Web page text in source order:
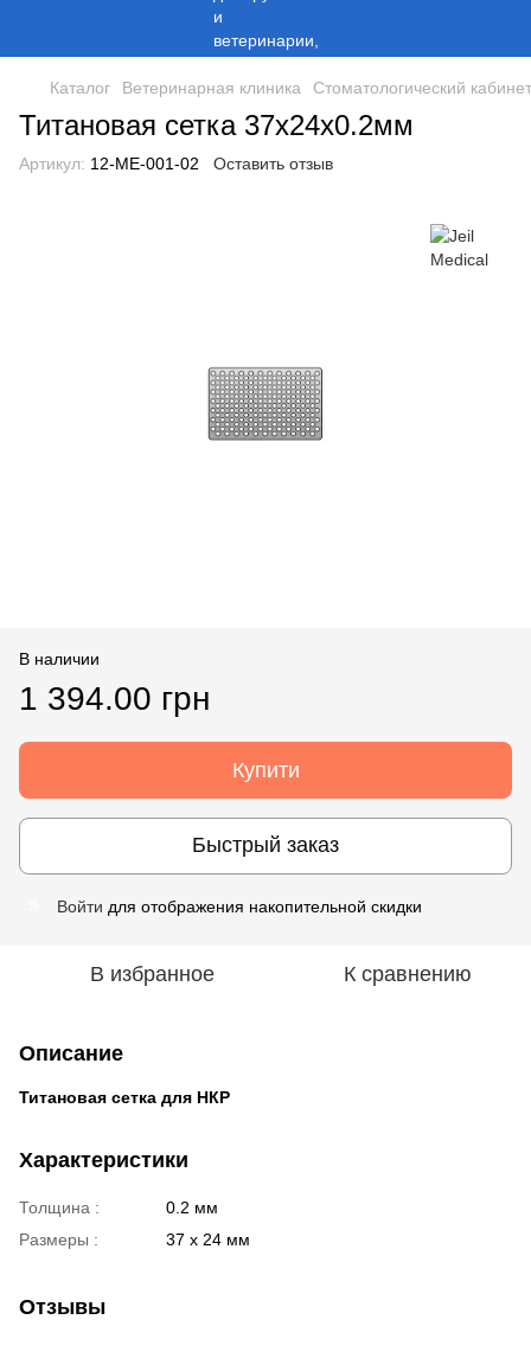
Каталог Ветеринарная клиника Стоматологический кабинет
Титановая сетка 37х24х0.2мм
Артикул: 12-ME-001-02 Оставить отзыв
В наличии
1 394.00 грн
Купити
Быстрый заказ
Войти для отображения накопительной скидки
В избранное К сравнению
Описание
Титановая сетка для НКР
Характеристики
Толщина :
0.2 мм
Размеры :
37 х 24 мм
Отзывы